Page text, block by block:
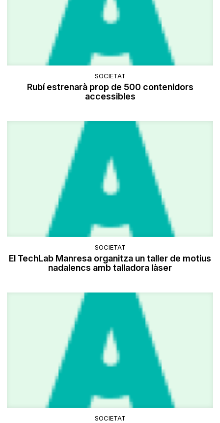
SOCIETAT
Rubí estrenarà prop de 500 contenidors
accessibles
SOCIETAT
El TechLab Manresa organitza un taller de motius
nadalencs amb talladora làser
SOCIETAT